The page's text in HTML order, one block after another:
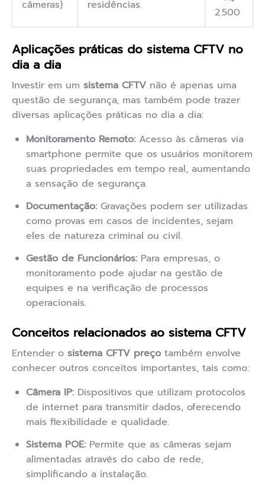
câmeras) residências.
2.500
Aplicações práticas do sistema CFTV no
dia a dia
Investir em um sistema CFTV não é apenas uma
questão de segurança, mas também pode trazer
diversas aplicações práticas no dia a dia:
Monitoramento Remoto: Acesso às câmeras via
smartphone permite que os usuários monitorem
suas propriedades em tempo real, aumentando
a sensação de segurança.
Documentação: Gravações podem ser utilizadas
como provas em casos de incidentes, sejam
eles de natureza criminal ou civil.
Gestão de Funcionários: Para empresas, o
monitoramento pode ajudar na gestão de
equipes e na verificação de processos
operacionais.
Conceitos relacionados ao sistema CFTV
Entender o sistema CFTV preço também envolve
conhecer outros conceitos importantes, tais como:
Câmera IP: Dispositivos que utilizam protocolos
de internet para transmitir dados, oferecendo
mais flexibilidade e qualidade.
Sistema POE: Permite que as câmeras sejam
alimentadas através do cabo de rede,
simplificando a instalação.